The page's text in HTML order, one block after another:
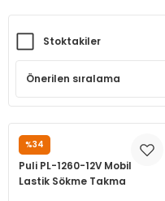
Dolgu Lastikleri
Dolgu Lastikleri
& Sibop İlaveleri
Kapağı
Tüpü
& Spreyler
Stoktakiler
%34
PULİ
Puli PL-1260-12V Mobil
Lastik Sökme Takma